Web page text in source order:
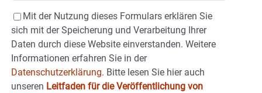
Mit der Nutzung dieses Formulars erklären Sie
sich mit der Speicherung und Verarbeitung Ihrer
Daten durch diese Website einverstanden. Weitere
Informationen erfahren Sie in der
Datenschutzerklärung. Bitte lesen Sie hier auch
unseren Leitfaden für die Veröffentlichung von